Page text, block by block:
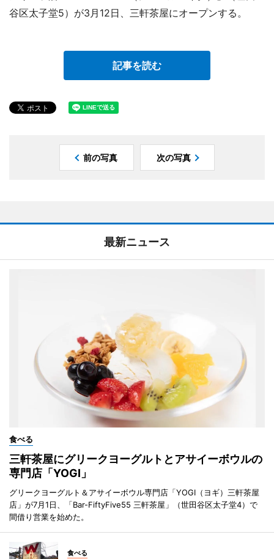
谷区太子堂5）が3月12日、三軒茶屋にオープンする。
記事を読む
前の写真 次の写真
最新ニュース
食べる
三軒茶屋にグリークヨーグルトとアサイーボウルの
専門店「YOGI」
グリークヨーグルト＆アサイーボウル専門店「YOGI（ヨギ）三軒茶屋
店」が7月1日、「Bar-FiftyFive55 三軒茶屋」（世田谷区太子堂4）で
間借り営業を始めた。
食べる